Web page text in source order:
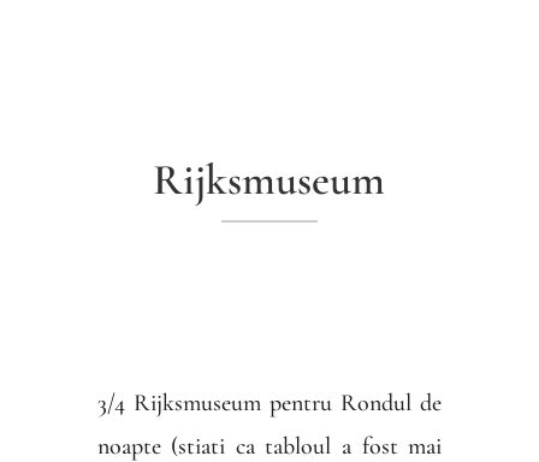
Rijksmuseum
3/4 Rijksmuseum pentru Rondul de
noapte (stiati ca tabloul a fost mai